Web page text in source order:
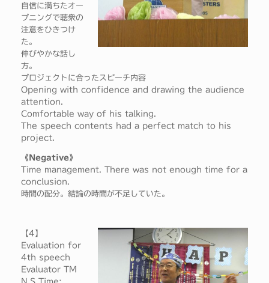
自信に満ちたオー
プニングで聴衆の
注意をひきつけ
た。
伸びやかな話し
方。
プロジェクトに合ったスピーチ内容
Opening with confidence and drawing the audience
attention.
Comfortable way of his talking.
The speech contents had a perfect match to his
project.
《Negative》
Time management. There was not enough time for a
conclusion.
時間の配分。結論の時間が不足していた。
【4】
Evaluation for
4th speech
Evaluator TM
N.S Time: